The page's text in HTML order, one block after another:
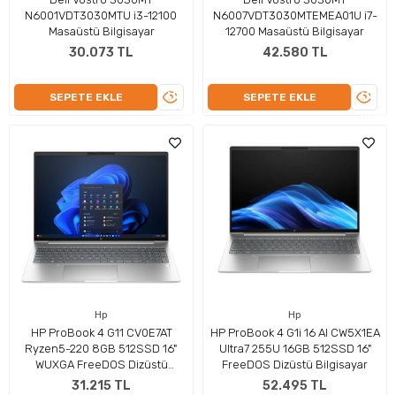
N6001VDT3030MTU i3-12100
Masaüstü Bilgisayar
30.073 TL
SEPETE EKLE
ÜRÜNÜ
N6007VDT3030MTEMEA01U i7-
12700 Masaüstü Bilgisayar
42.580 TL
SEPETE EKLE
Hp
HP ProBook 4 G11 CV0E7AT
Ryzen5-220 8GB 512SSD 16"
WUXGA FreeDOS Dizüstü
Bilgisayar
31.215 TL
Hp
HP ProBook 4 G1i 16 AI CW5X1EA
Ultra7 255U 16GB 512SSD 16"
FreeDOS Dizüstü Bilgisayar
52.495 TL